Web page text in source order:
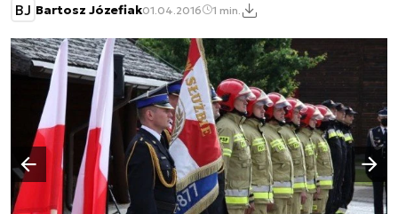
BJ Bartosz Józefiak01.04.2016 1 min.
Poprzedni slajd
Następny slajd